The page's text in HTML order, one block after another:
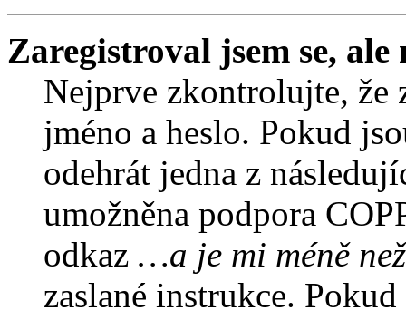
Zaregistroval jsem se,
Nejprve zkontrolujte, že
jméno a heslo. Pokud
odehrát jedna z
umožněna podpora
odkaz …a je mi méně
zaslané instrukce.